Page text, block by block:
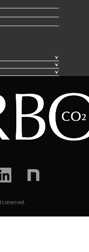
reserved.